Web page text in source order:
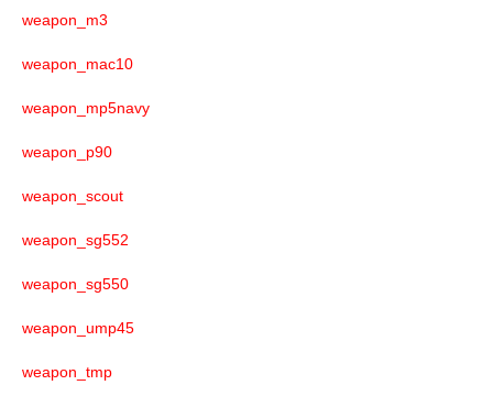
weapon_m3
weapon_mac10
weapon_mp5navy
weapon_p90
weapon_scout
weapon_sg552
weapon_sg550
weapon_ump45
weapon_tmp